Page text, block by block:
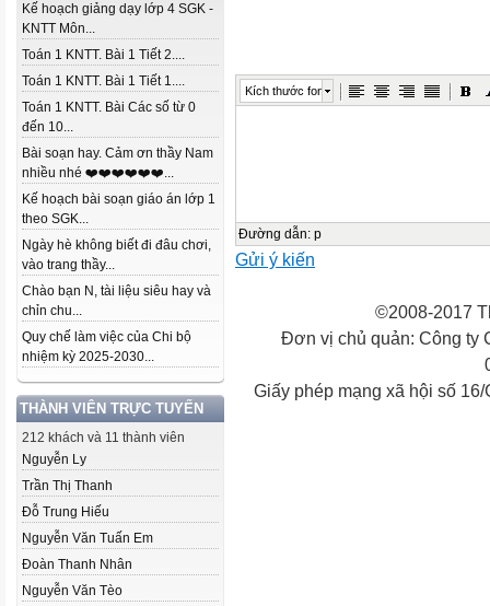
Kế hoạch giảng dạy lớp 4 SGK -
KNTT Môn...
Toán 1 KNTT. Bài 1 Tiết 2....
Toán 1 KNTT. Bài 1 Tiết 1....
Toán 1 KNTT. Bài Các số từ 0
đến 10...
Bài soạn hay. Cảm ơn thầy Nam
nhiều nhé ❤️❤️❤️❤️❤️❤️...
Kế hoạch bài soạn giáo án lớp 1
theo SGK...
Ngày hè không biết đi đâu chơi,
vào trang thầy...
Chào bạn N, tài liệu siêu hay và
chỉn chu...
Quy chế làm việc của Chi bộ
nhiệm kỳ 2025-2030...
THÀNH VIÊN TRỰC TUYẾN
212 khách và 11 thành viên
Nguyễn Ly
Trần Thị Thanh
Đỗ Trung Hiếu
Nguyễn Văn Tuấn Em
Đoàn Thanh Nhân
Nguyễn Văn Tèo
Kích thước font
Đường dẫn: p
Gửi ý kiến
©2008-2017
Đơn vị chủ quản: Công ty
Giấy phép mạng xã hội số